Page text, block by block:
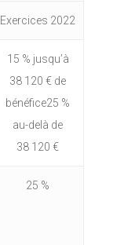
Exercices 2022
15 % jusqu’à
38 120 € de
bénéfice25 %
au-delà de
38 120 €
25 %